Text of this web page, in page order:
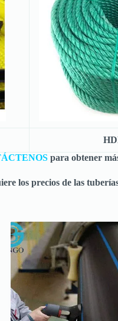
para obtener
los precios de las